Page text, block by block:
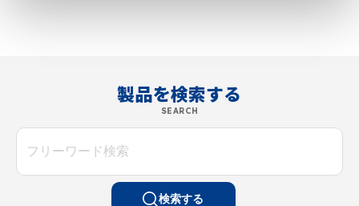
製品を検索する
SEARCH
検索する